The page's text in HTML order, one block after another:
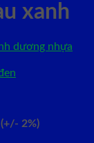
xanh
2%)